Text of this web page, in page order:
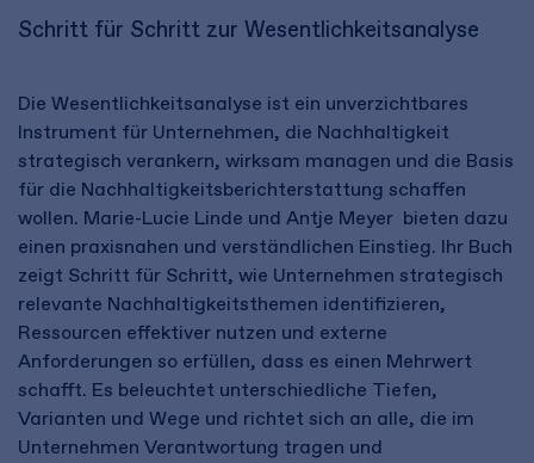
Schritt für Schritt zur Wesentlichkeitsanalyse
Die Wesentlichkeitsanalyse ist ein unverzichtbares
Instrument für Unternehmen, die Nachhaltigkeit
strategisch verankern, wirksam managen und die Basis
für die Nachhaltigkeitsberichterstattung schaffen
wollen. Marie-Lucie Linde und Antje Meyer bieten dazu
einen praxisnahen und verständlichen Einstieg. Ihr Buch
zeigt Schritt für Schritt, wie Unternehmen strategisch
relevante Nachhaltigkeitsthemen identifizieren,
Ressourcen effektiver nutzen und externe
Anforderungen so erfüllen, dass es einen Mehrwert
schafft. Es beleuchtet unterschiedliche Tiefen,
Varianten und Wege und richtet sich an alle, die im
Unternehmen Verantwortung tragen und